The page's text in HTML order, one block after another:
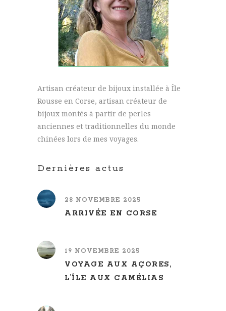
Artisan créateur de bijoux installée à Île
Rousse en Corse, artisan créateur de
bijoux montés à partir de perles
anciennes et traditionnelles du monde
chinées lors de mes voyages.
Dernières actus
28 NOVEMBRE 2025
ARRIVÉE EN CORSE
19 NOVEMBRE 2025
VOYAGE AUX AÇORES,
L’ÎLE AUX CAMÉLIAS